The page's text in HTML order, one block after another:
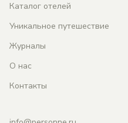
Каталог отелей
Уникальное путешествие
Журналы
О нас
Контакты